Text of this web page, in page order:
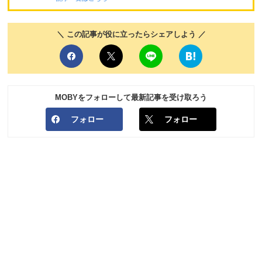
＼ この記事が役に立ったらシェアしよう ／
MOBYをフォローして最新記事を受け取ろう
フォロー フォロー